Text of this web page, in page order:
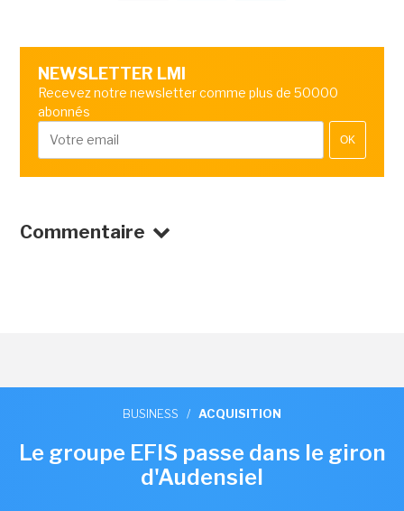
NEWSLETTER LMI
Recevez notre newsletter comme plus de 50000
abonnés
OK
Commentaire
BUSINESS / ACQUISITION
Le groupe EFIS passe dans le giron
d'Audensiel